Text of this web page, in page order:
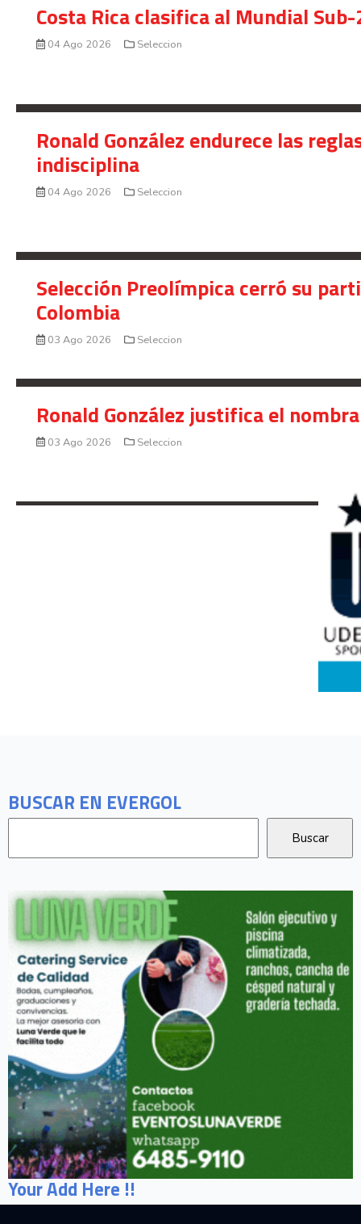
BUSCAR EN EVERGOL
Your Add Here !!
Costa Rica clasifica al Mundial
04 Ago 2026 Seleccion
Ronald González endurece las
indisciplina
04 Ago 2026 Seleccion
Selección Preolímpica cerró su
Colombia
03 Ago 2026 Seleccion
Ronald González justifica el
03 Ago 2026 Seleccion